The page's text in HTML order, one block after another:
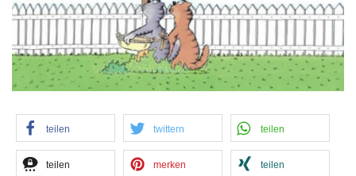
teilen twittern teilen
teilen merken teilen